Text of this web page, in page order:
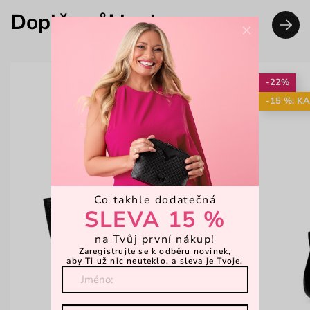
Doplň svůj look
-22%
-15 %:
×
Co takhle dodatečná
SLEVA 15 %
na Tvůj první nákup!
Zaregistrujte se k odběru novinek,
aby Ti už nic neuteklo, a sleva je Tvoje.